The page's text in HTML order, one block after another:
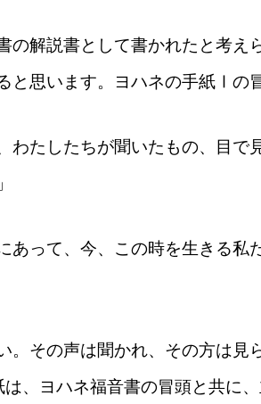
の解説書として書かれたと考
と思います。ヨハネの手紙Ⅰの
わたしたちが聞いたもの、目
あって、今、この時を生きる
。その声は聞かれ、その方は
、ヨハネ福音書の冒頭と共に、